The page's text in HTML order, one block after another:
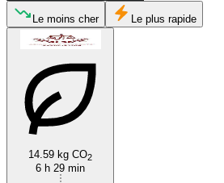
Orléans
Le moins cher Le plus rapide
14.59 kg CO2
6 h 29 min